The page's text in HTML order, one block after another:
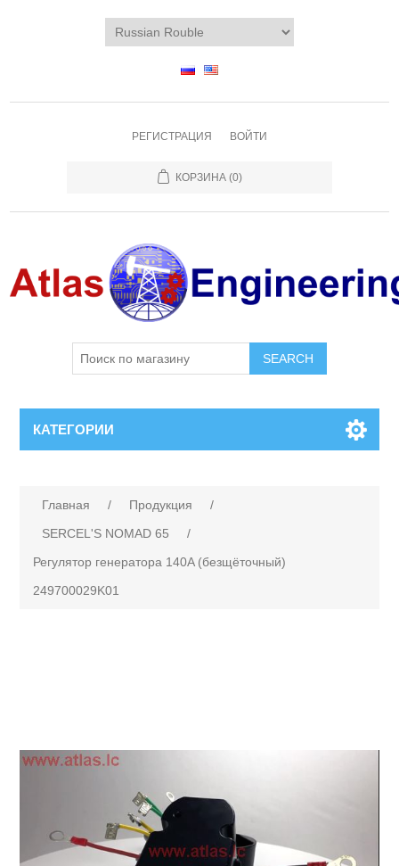
РЕГИСТРАЦИЯ ВОЙТИ
КОРЗИНА (0)
КАТЕГОРИИ
Главная / Продукция
/
SERCEL'S NOMAD 65
/
Регулятор генератора 140A (безщёточный)
249700029K01